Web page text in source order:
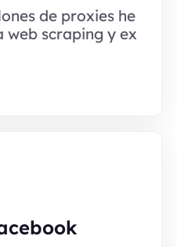
de proxies he
web scraping y ex